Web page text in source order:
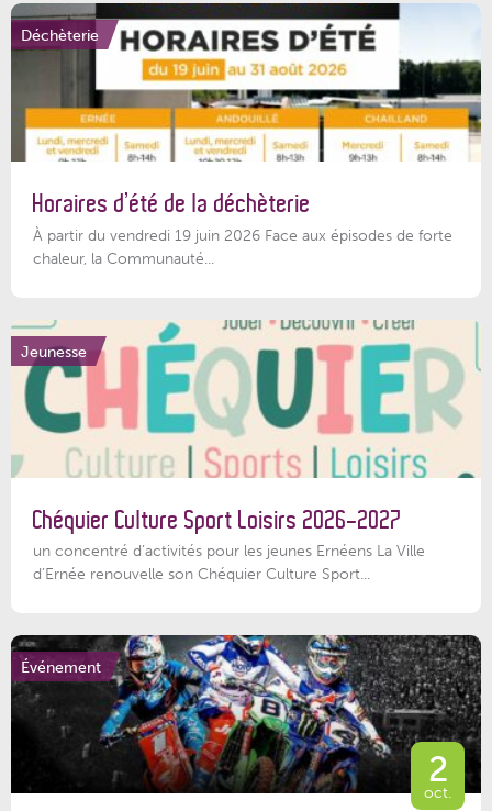
Déchèterie
Horaires d’été de la déchèterie
À partir du vendredi 19 juin 2026 Face aux épisodes de forte
chaleur, la Communauté...
Jeunesse
Chéquier Culture Sport Loisirs 2026-2027
un concentré d’activités pour les jeunes Ernéens La Ville
d’Ernée renouvelle son Chéquier Culture Sport...
Événement
2
oct.